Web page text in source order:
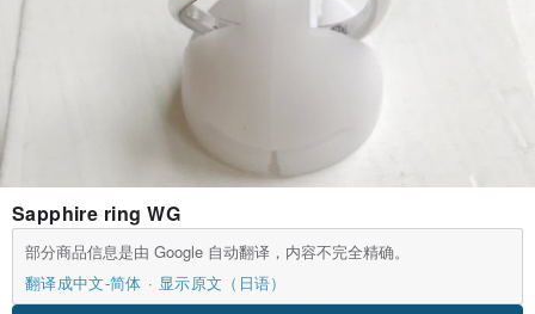
Sapphire ring WG
部分商品信息是由 Google 自动翻译，内容不完全精确。
翻译成中文-简体
显示原文（日语）